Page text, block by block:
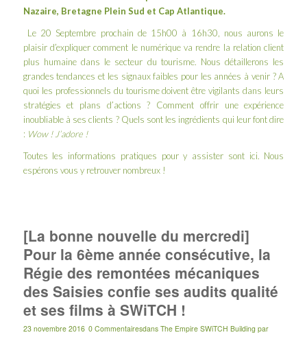
Nazaire, Bretagne Plein Sud et Cap Atlantique.
Le 20 Septembre prochain de 15h00 à 16h30, nous aurons le
plaisir d’expliquer comment le numérique va rendre la relation client
plus humaine dans le secteur du tourisme. Nous détaillerons les
grandes tendances et les signaux faibles pour les années à venir ? A
quoi les professionnels du tourisme doivent être vigilants dans leurs
stratégies et plans d’actions ? Comment offrir une expérience
inoubliable à ses clients ? Quels sont les ingrédients qui leur font dire
: Wow ! J’adore !
Toutes les informations pratiques pour y assister sont ici. Nous
espérons vous y retrouver nombreux !
[La bonne nouvelle du mercredi]
Pour la 6ème année consécutive, la
Régie des remontées mécaniques
des Saisies confie ses audits qualité
et ses films à SWiTCH !
23 novembre 2016 0 Commentairesdans The Empire SWiTCH Building par